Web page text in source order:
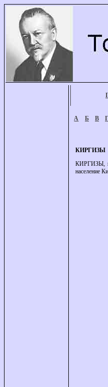
А Б В Г
КИРГИЗЫ
КИРГИЗЫ,
население